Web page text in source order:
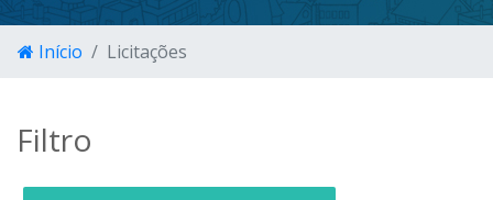
Início Licitações
Filtro